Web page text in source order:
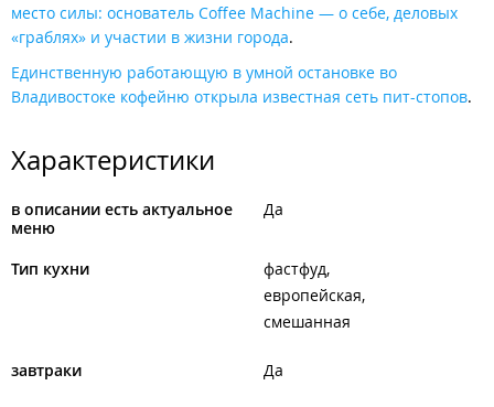
место силы: основатель Coffee Machine — о себе, деловых
«граблях» и участии в жизни города.
Единственную работающую в умной остановке во
Владивостоке кофейню открыла известная сеть пит-стопов.
Характеристики
в описании есть актуальное
меню
Да
Тип кухни
фастфуд
европейская
смешанная
завтраки Да